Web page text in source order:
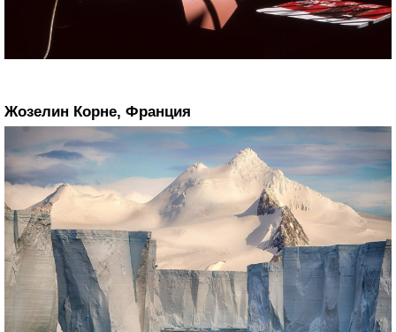
Жозелин Корне, Франция